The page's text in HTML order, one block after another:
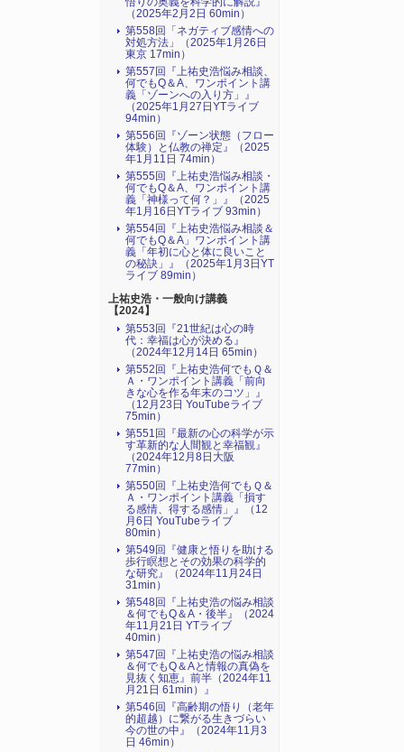
（2025年2月2日 60min）
第558回「ネガティブ感情への
対処方法」（2025年1月26日
東京 17min）
第557回『上祐史浩悩み相談、
何でもQ＆A、ワンポイント講
義「ゾーンへの入り方」』
（2025年1月27日YTライブ
94min）
第556回『ゾーン状態（フロー
体験）と仏教の禅定』（2025
年1月11日 74min）
第555回『上祐史浩悩み相談・
何でもQ＆A、ワンポイント講
義「神様って何？」』（2025
年1月16日YTライブ 93min）
第554回『上祐史浩悩み相談＆
何でもQ＆A」ワンポイント講
義「年初に心と体に良いこと
の秘訣」』（2025年1月3日YT
ライブ 89min）
上祐史浩・一般向け講義
【2024】
第553回『21世紀は心の時
代：幸福は心が決める』
（2024年12月14日 65min）
第552回『上祐史浩何でもＱ＆
Ａ・ワンポイント講義「前向
きな心を作る年末のコツ」』
（12月23日 YouTubeライブ
75min）
第551回『最新の心の科学が示
す革新的な人間観と幸福観』
（2024年12月8日大阪
77min）
第550回『上祐史浩何でもＱ＆
Ａ・ワンポイント講義「損す
る感情、得する感情」』（12
月6日 YouTubeライブ
80min）
第549回『健康と悟りを助ける
歩行瞑想とその効果の科学的
な研究』（2024年11月24日
31min）
第548回『上祐史浩の悩み相談
＆何でもQ＆A・後半』（2024
年11月21日 YTライブ
40min）
第547回『上祐史浩の悩み相談
＆何でもQ＆Aと情報の真偽を
見抜く知恵』前半（2024年11
月21日 61min）』
第546回『高齢期の悟り（老年
的超越）に繋がる生きづらい
今の世の中』（2024年11月3
日 46min）